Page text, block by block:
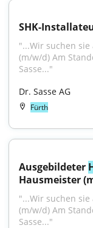
SHK-
"...Wir suchen sie
(m/w/d) Am
Sasse..."
Dr. Sasse AG
Fürth
Ausgebildeter
Hausmeister
"...Wir suchen sie
(m/w/d) Am
Sasse..."